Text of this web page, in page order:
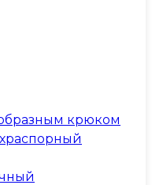
крюком